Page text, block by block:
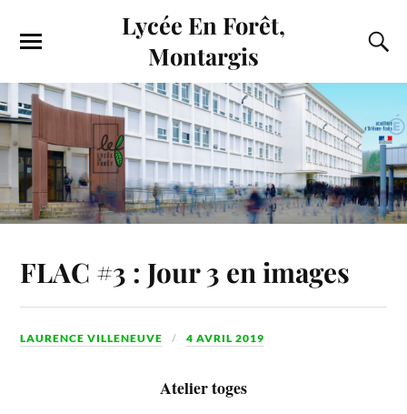
Lycée En Forêt,
Montargis
FLAC #3 : Jour 3 en images
LAURENCE VILLENEUVE 4 AVRIL 2019
Atelier toges